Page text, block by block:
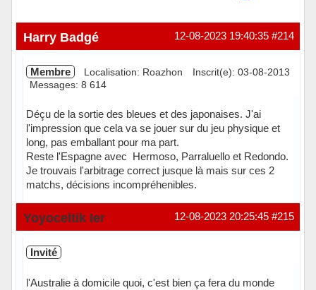
#214
12-08-2023 19:40:35
Harry Badgé
Membre Localisation: Roazhon
Inscrit(e): 03-08-2013
Messages: 8 614
Déçu de la sortie des bleues et des japonaises. J'ai
l'impression que cela va se jouer sur du jeu physique et
long, pas emballant pour ma part.
Reste l'Espagne avec Hermoso, Parraluello et Redondo.
Je trouvais l'arbitrage correct jusque là mais sur ces 2
matchs, décisions incompréhenibles.
Hors ligne #215
12-08-2023 20:25:45
Yoyoceltik Ier
Invité
l'Australie à domicile quoi, c'est bien ça fera du monde